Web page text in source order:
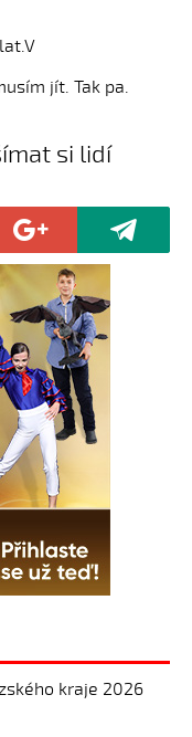
jít. Tak pa.
si lidí
kraje 2026